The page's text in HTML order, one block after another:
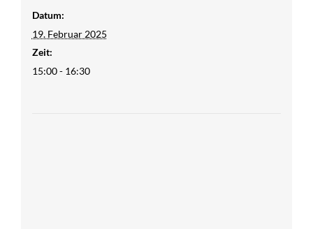
Datum:
19. Februar 2025
Zeit:
15:00 - 16:30